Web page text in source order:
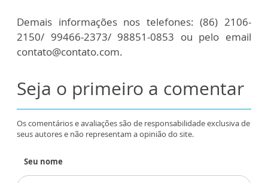
Demais informações nos telefones: (86) 2106-
2150/ 99466-2373/ 98851-0853 ou pelo email
contato@contato.com.
Seja o primeiro a comentar
Os comentários e avaliações são de responsabilidade exclusiva de
seus autores e não representam a opinião do site.
Seu nome